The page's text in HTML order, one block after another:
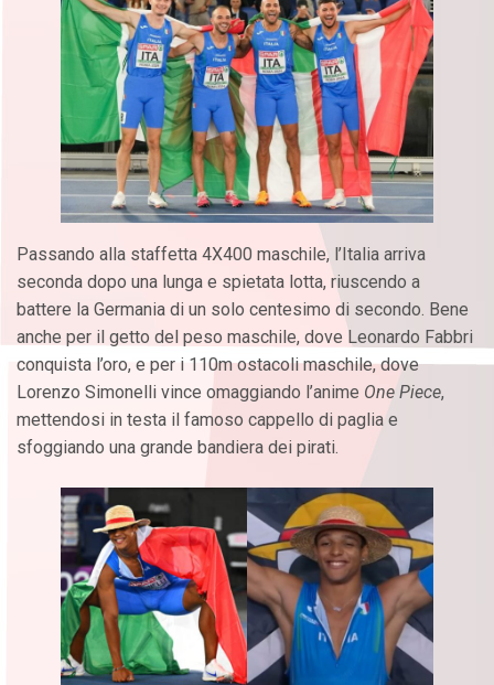
Passando alla staffetta 4X400 maschile, l’Italia arriva
seconda dopo una lunga e spietata lotta, riuscendo a
battere la Germania di un solo centesimo di secondo. Bene
anche per il getto del peso maschile, dove Leonardo Fabbri
conquista l’oro, e per i 110m ostacoli maschile, dove
Lorenzo Simonelli vince omaggiando l’anime One Piece,
mettendosi in testa il famoso cappello di paglia e
sfoggiando una grande bandiera dei pirati.